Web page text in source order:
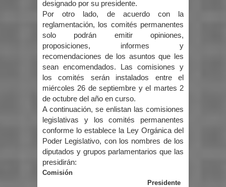
designado por su presidente.
Por otro lado, de acuerdo con la
reglamentación, los comités permanentes
solo podrán emitir opiniones,
proposiciones, informes y
recomendaciones de los asuntos que les
sean encomendados. Las comisiones y
los comités serán instalados entre el
miércoles 26 de septiembre y el martes 2
de octubre del año en curso.
A continuación, se enlistan las comisiones
legislativas y los comités permanentes
conforme lo establece la Ley Orgánica del
Poder Legislativo, con los nombres de los
diputados y grupos parlamentarios que las
presidirán:
Comisión
Presidente